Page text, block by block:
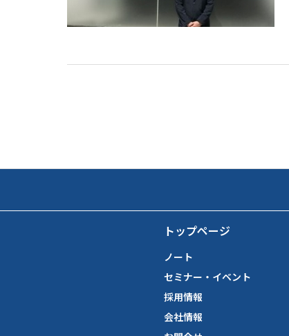
トップページ
ノート
セミナー・イベント
採用情報
会社情報